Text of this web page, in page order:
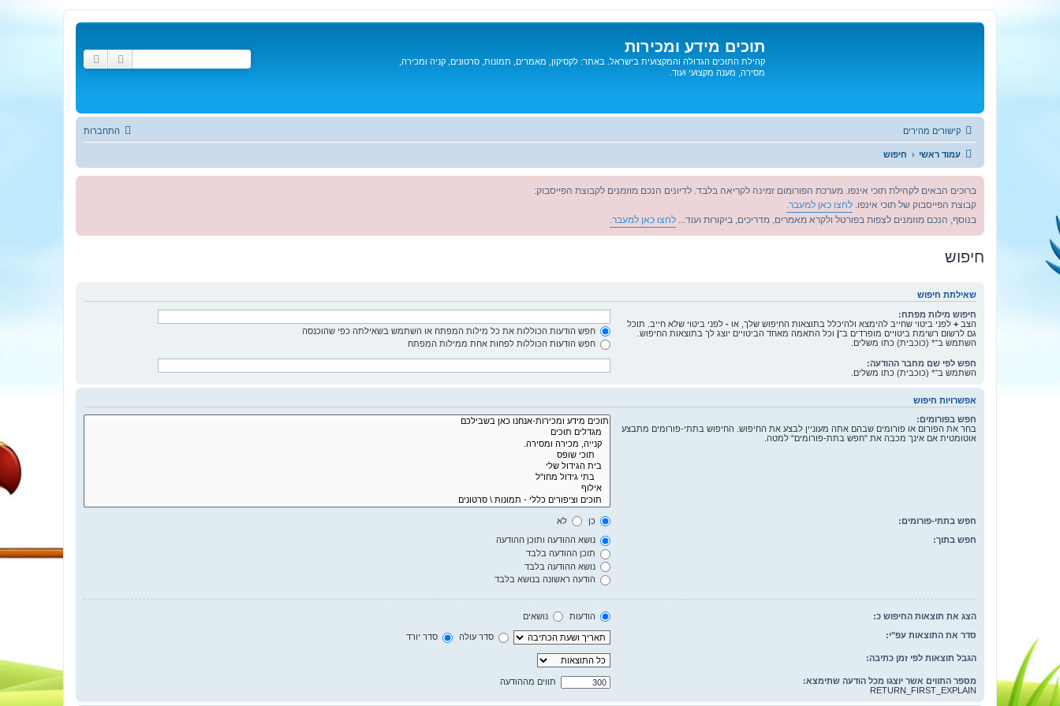
תוכים מידע ומכירות
קהילת התוכים הגדולה והמקצועית בישראל. באתר: לקסיקון, מאמרים, תמונות, סרטונים, קניה ומכירה,
מסירה, מענה מקצועי ועוד.
חיפוש
קישורים מהירים התחברות
עמוד ראשי חיפוש
ברוכים הבאים לקהילת תוכי אינפו. מערכת הפורומום זמינה לקריאה בלבד. לדיונים הנכם מוזמנים לקבוצת הפייסבוק:
קבוצת הפייסבוק של תוכי אינפו. לחצו כאן למעבר.
בנוסף, הנכם מוזמנים לצפות בפורטל ולקרא מאמרים, מדריכים, ביקורות ועוד... לחצו כאן למעבר.
חיפוש
שאילתת חיפוש
חיפוש מילות מפתח:
הצב + לפני ביטוי שחייב להימצא ולהיכלל בתוצאות החיפוש שלך, או - לפני ביטוי שלא חייב. תוכל
גם לרשום רשימת ביטויים מופרדים ב־| וכל התאמה מאחד הביטויים יוצג לך בתוצאות החיפוש.
השתמש ב־* (כוכבית) כתו משלים.
חפש הודעות הכוללות את כל מילות המפתח או השתמש בשאילתה כפי שהוכנסה
חפש הודעות הכוללות לפחות אחת ממילות המפתח
חפש לפי שם מחבר ההודעה:
השתמש ב־* (כוכבית) כתו משלים.
אפשרויות חיפוש
חפש בפורומים:
בחר את הפורום או פורומים שבהם אתה מעוניין לבצע את החיפוש. החיפוש בתתי-פורומים מתבצע
אוטומטית אם אינך מכבה את "חפש בתת-פורומים" למטה.
חפש בתתי-פורומים: כן לא
חפש בתוך:
נושא ההודעה ותוכן ההודעה
תוכן ההודעה בלבד
נושא ההודעה בלבד
הודעה ראשונה בנושא בלבד
הצג את תוצאות החיפוש כ: הודעות נושאים
סדר את התוצאות עפ"י: סדר עולה סדר יורד
הגבל תוצאות לפי זמן כתיבה:
מספר התווים אשר יוצגו מכל הודעה שתימצא:
RETURN_FIRST_EXPLAIN
תווים מההודעה